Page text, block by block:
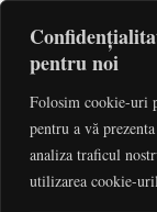
pentru noi
Folosim cookie-uri
pentru a vă
analiza traficul
utilizarea cookie-
Etichetă:
Dobanzii